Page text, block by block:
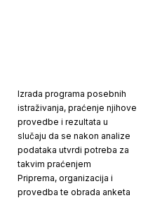
Izrada programa posebnih
istraživanja, praćenje njihove
provedbe i rezultata u
slučaju da se nakon analize
podataka utvrdi potreba za
takvim praćenjem
Priprema, organizacija i
provedba te obrada anketa